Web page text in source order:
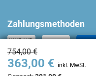
754,00 €
363,00 € inkl. MwSt.
Zahlungsmethoden
Kontakt